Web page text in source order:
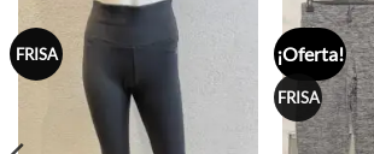
FRISA ¡Oferta!
FRISA